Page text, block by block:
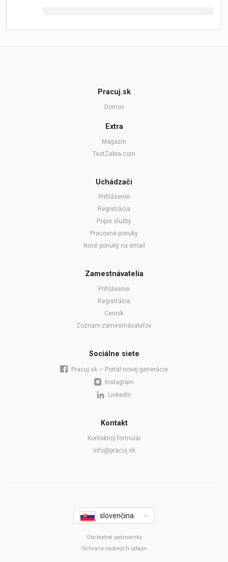
Pracuj.sk
Domov
Extra
Magazín
TestZebra.com
Uchádzači
Prihlásenie
Registrácia
Popis služby
Pracovné ponuky
Nové ponuky na email
Zamestnávatelia
Prihlásenie
Registrácia
Cenník
Zoznam zamestnávateľov
Sociálne siete
Pracuj.sk — Portál novej generácie
Instagram
LinkedIn
Kontakt
Kontaktný formulár
info@pracuj.sk
slovenčina
Obchodné podmienky
Ochrana osobných údajov